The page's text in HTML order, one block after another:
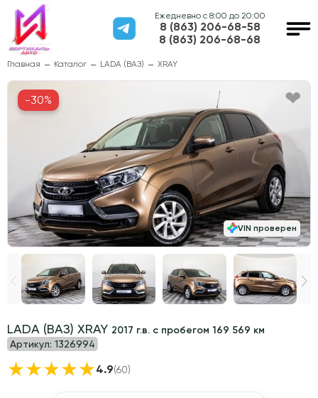
Ежедневно с 8:00 до 20:00
8 (863) 206-68-58
8 (863) 206-68-68
Главная Каталог LADA (ВАЗ) XRAY
LADA (ВАЗ) XRAY 2017 г.в. с пробегом 169 569 км
Артикул: 1326994
★★★★★4.9(60)
VIN проверен
-30%